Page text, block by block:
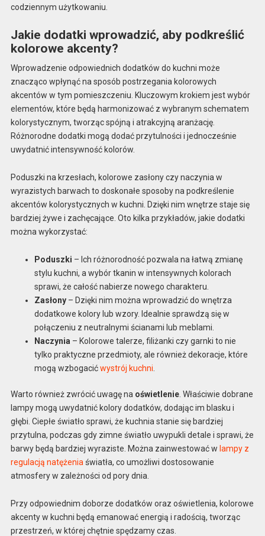
codziennym użytkowaniu.
Jakie dodatki wprowadzić, aby podkreślić
kolorowe akcenty?
Wprowadzenie odpowiednich dodatków do kuchni może
znacząco wpłynąć na sposób postrzegania kolorowych
akcentów w tym pomieszczeniu. Kluczowym krokiem jest wybór
elementów, które będą harmonizować z wybranym schematem
kolorystycznym, tworząc spójną i atrakcyjną aranżację.
Różnorodne dodatki mogą dodać przytulności i jednocześnie
uwydatnić intensywność kolorów.
Poduszki na krzesłach, kolorowe zasłony czy naczynia w
wyrazistych barwach to doskonałe sposoby na podkreślenie
akcentów kolorystycznych w kuchni. Dzięki nim wnętrze staje się
bardziej żywe i zachęcające. Oto kilka przykładów, jakie dodatki
można wykorzystać:
Poduszki – Ich różnorodność pozwala na łatwą zmianę
stylu kuchni, a wybór tkanin w intensywnych kolorach
sprawi, że całość nabierze nowego charakteru.
Zasłony– Dzięki nim można wprowadzić do wnętrza
dodatkowe kolory lub wzory. Idealnie sprawdzą się w
połączeniu z neutralnymi ścianami lub meblami.
Naczynia – Kolorowe talerze, filiżanki czy garnki to nie
tylko praktyczne przedmioty, ale również dekoracje, które
mogą wzbogacićwystrój kuchni
Warto również zwrócić uwagę na oświetlenie. Właściwie dobrane
lampy mogą uwydatnić kolory dodatków, dodając im blasku i
głębi. Ciepłe światło sprawi, że kuchnia stanie się bardziej
przytulna, podczas gdy zimne światło uwypukli detale i sprawi, że
barwy będą bardziej wyraziste. Można zainwestować w lampy z
regulacją natężenia światła, co umożliwi dostosowanie
atmosfery w zależności od pory dnia.
Przy odpowiednim doborze dodatków oraz oświetlenia, kolorowe
akcenty w kuchni będą emanować energią i radością, tworząc
przestrzeń, w której chętnie spędzamy czas.